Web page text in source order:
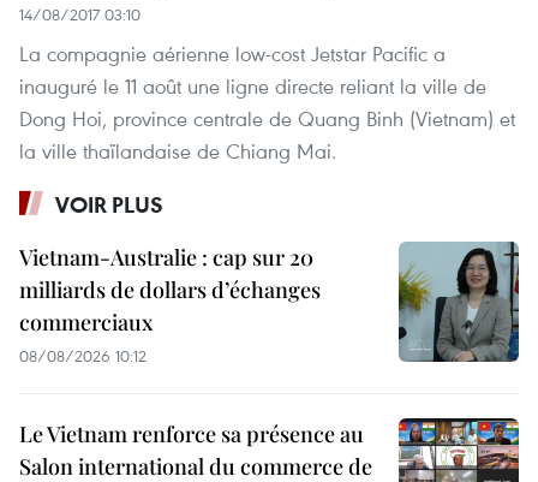
14/08/2017 03:10
La compagnie aérienne low-cost Jetstar Pacific a
inauguré le 11 août une ligne directe reliant la ville de
Dong Hoi, province centrale de Quang Binh (Vietnam) et
la ville thaïlandaise de Chiang Mai.
VOIR PLUS
Vietnam-Australie : cap sur 20
milliards de dollars d’échanges
commerciaux
08/08/2026 10:12
Le Vietnam renforce sa présence au
Salon international du commerce de